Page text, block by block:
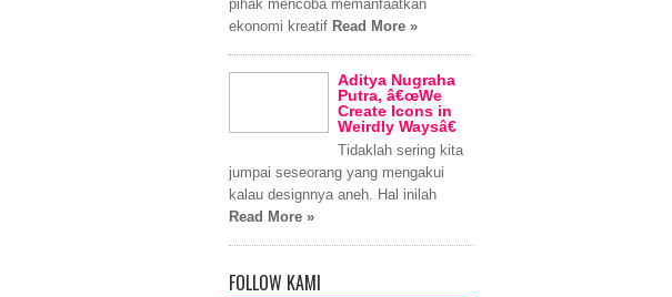
pihak mencoba memanfaatkan
ekonomi kreatif Read More »
Aditya Nugraha
Putra, â€œWe
Create Icons in
Weirdly Waysâ€
Tidaklah sering kita
jumpai seseorang yang mengakui
kalau designnya aneh. Hal inilah
Read More »
FOLLOW KAMI